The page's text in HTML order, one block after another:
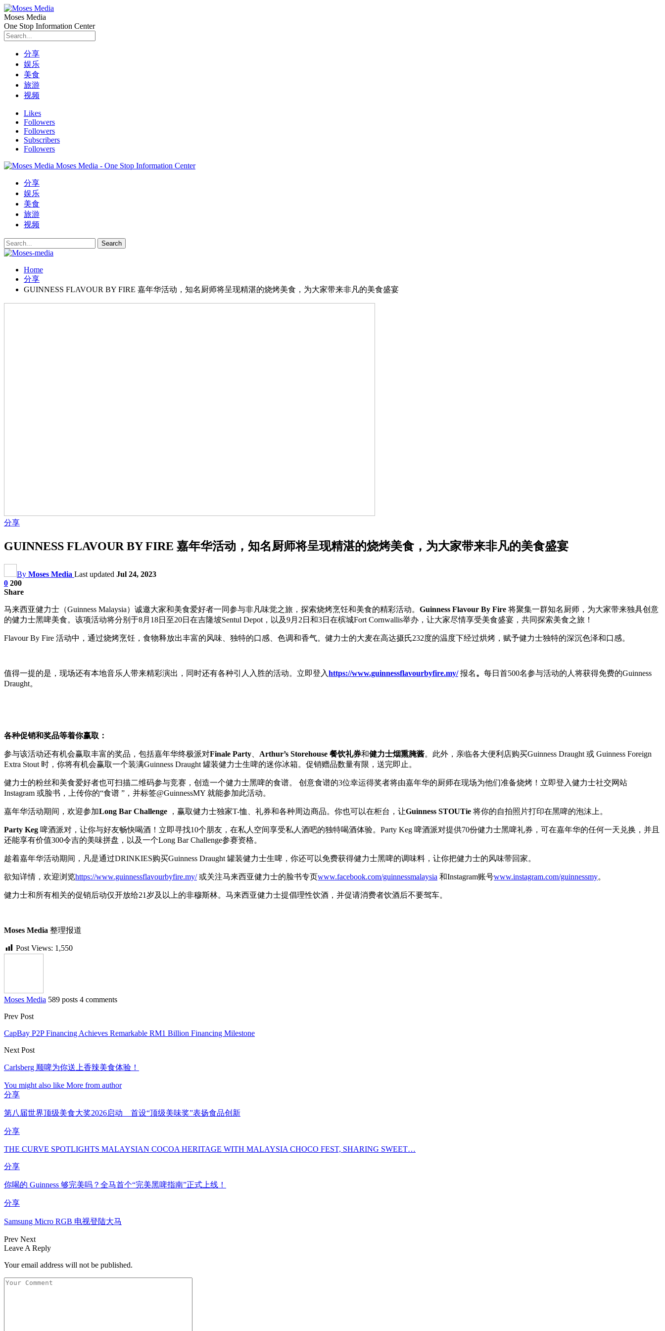
Moses Media
One Stop Information Center
分享
娱乐
美食
旅游
视频
Likes
Followers
Followers
Subscribers
Followers
Moses Media - One Stop Information Center
分享
娱乐
美食
旅游
视频
Home
分享
GUINNESS FLAVOUR BY FIRE 嘉年华活动，知名厨师将呈现精湛的烧烤美食，为大家带来非凡的美食盛宴
分享
GUINNESS FLAVOUR BY FIRE 嘉年华活动，知名厨师将呈现精湛的烧烤美食，为大家带来非凡的美食盛宴
By Moses Media Last updated Jul 24, 2023
0 200
Share
马来西亚健力士（Guinness Malaysia）诚邀大家和美食爱好者一同参与非凡味觉之旅，探索烧烤烹饪和美食的精彩活动。 Guinness Flavour By Fire 将聚集一群知名厨师，为大家带来独具创意
的健力士黑啤美食。该项活动将分别于8月18日至20日在吉隆坡Sentul Depot，以及9月2日和3日在槟城Fort Cornwallis举办，让大家尽情享受美食盛宴，共同探索美食之旅！
Flavour By Fire 活动中，通过烧烤烹饪，食物释放出丰富的风味、独特的口感、色调和香气。健力士的大麦在高达摄氏232度的温度下经过烘烤，赋予健力士独特的深沉色泽和口感。
值得一提的是，现场还有本地音乐人带来精彩演出，同时还有各种引人入胜的活动。立即登入https://www.guinnessflavourbyfire.my/ 报名。 每日首500名参与活动的人将获得免费的Guinness
Draught。
各种促销和奖品等着你赢取 ：
参与该活动还有机会赢取丰富的奖品，包括嘉年华终极派对Finale Party Arthur’s Storehouse 餐饮礼券和健力士烟熏腌酱。此外，亲临各大便利店购买Guinness Draught 或 Guinness Foreign
Extra Stout 时，你将有机会赢取一个装满Guinness Draught 罐装健力士生啤的迷你冰箱。促销赠品数量有限，送完即止。
健力士的粉丝和美食爱好者也可扫描二维码参与竞赛，创造一个健力士黑啤的食谱。 创意食谱的3位幸运得奖者将由嘉年华的厨师在现场为他们准备烧烤！立即登入健力士社交网站
Instagram 或脸书，上传你的“食谱 ”，并标签@GuinnessMY 就能参加此活动。
嘉年华活动期间，欢迎参加Long Bar Challenge ，赢取健力士独家T-恤、礼券和各种周边商品。你也可以在柜台，让Guinness STOUTie 将你的自拍照片打印在黑啤的泡沫上。
Party Keg 啤酒派对，让你与好友畅快喝酒！立即寻找10个朋友，在私人空间享受私人酒吧的独特喝酒体验。Party Keg 啤酒派对提供70份健力士黑啤礼券，可在嘉年华的任何一天兑换，并且
还能享有价值300令吉的美味拼盘，以及一个Long Bar Challenge参赛资格。
趁着嘉年华活动期间，凡是通过DRINKIES购买Guinness Draught 罐装健力士生啤，你还可以免费获得健力士黑啤的调味料，让你把健力士的风味带回家。
欲知详情，欢迎浏览https://www.guinnessflavourbyfire.my/或关注马来西亚健力士的脸书专页www.facebook.com/guinnessmalaysia 和Instagram账号www.instagram.com/guinnessmy。
健力士和所有相关的促销后动仅开放给21岁及以上的非穆斯林。马来西亚健力士提倡理性饮酒，并促请消费者饮酒后不要驾车。
Moses Media 整理报道
Post Views: 1,550
Moses Media 589 posts 4 comments
Prev Post
CapBay P2P Financing Achieves Remarkable RM1 Billion Financing Milestone
Next Post
Carlsberg 顺啤为你送上香辣美食体验！
You might also like More from author
分享
第八届世界顶级美食大奖2026启动 首设“顶级美味奖”表扬食品创新
分享
THE CURVE SPOTLIGHTS MALAYSIAN COCOA HERITAGE WITH MALAYSIA CHOCO FEST, SHARING SWEET…
分享
你喝的 Guinness 够完美吗？全马首个“完美黑啤指南”正式上线！
分享
Samsung Micro RGB 电视登陆大马
Prev Next
Leave A Reply
Your email address will not be published.